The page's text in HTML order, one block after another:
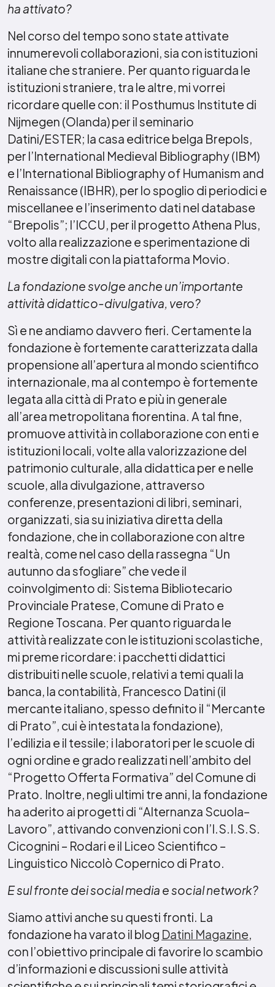
ha attivato?
Nel corso del tempo sono state attivate
innumerevoli collaborazioni, sia con istituzioni
italiane che straniere. Per quanto riguarda le
istituzioni straniere, tra le altre, mi vorrei
ricordare quelle con: il Posthumus Institute di
Nijmegen (Olanda) per il seminario
Datini/ESTER; la casa editrice belga Brepols,
per l’International Medieval Bibliography (IBM)
e l’International Bibliography of Humanism and
Renaissance (IBHR), per lo spoglio di periodici e
miscellanee e l’inserimento dati nel database
“Brepolis”; l’ICCU, per il progetto Athena Plus,
volto alla realizzazione e sperimentazione di
mostre digitali con la piattaforma Movio.
La fondazione svolge anche un’importante
attività didattico-divulgativa, vero?
Sì e ne andiamo davvero fieri. Certamente la
fondazione è fortemente caratterizzata dalla
propensione all’apertura al mondo scientifico
internazionale, ma al contempo è fortemente
legata alla città di Prato e più in generale
all’area metropolitana fiorentina. A tal fine,
promuove attività in collaborazione con enti e
istituzioni locali, volte alla valorizzazione del
patrimonio culturale, alla didattica per e nelle
scuole, alla divulgazione, attraverso
conferenze, presentazioni di libri, seminari,
organizzati, sia su iniziativa diretta della
fondazione, che in collaborazione con altre
realtà, come nel caso della rassegna “Un
autunno da sfogliare” che vede il
coinvolgimento di: Sistema Bibliotecario
Provinciale Pratese, Comune di Prato e
Regione Toscana. Per quanto riguarda le
attività realizzate con le istituzioni scolastiche,
mi preme ricordare: i pacchetti didattici
distribuiti nelle scuole, relativi a temi quali la
banca, la contabilità, Francesco Datini (il
mercante italiano, spesso definito il “Mercante
di Prato”, cui è intestata la fondazione),
l’edilizia e il tessile; i laboratori per le scuole di
ogni ordine e grado realizzati nell’ambito del
“Progetto Offerta Formativa” del Comune di
Prato. Inoltre, negli ultimi tre anni, la fondazione
ha aderito ai progetti di “Alternanza Scuola–
Lavoro”, attivando convenzioni con l’I.S.I.S.S.
Cicognini – Rodari e il Liceo Scientifico –
Linguistico Niccolò Copernico di Prato.
E sul fronte dei social media e social network?
Siamo attivi anche su questi fronti. La
fondazione ha varato il blog Datini Magazine,
con l’obiettivo principale di favorire lo scambio
d’informazioni e discussioni sulle attività